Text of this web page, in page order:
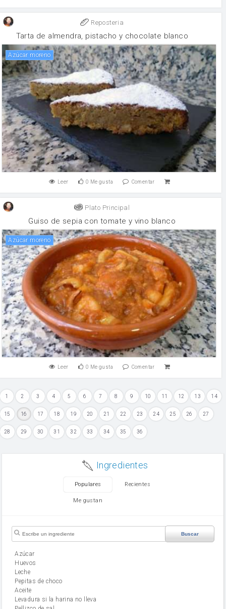
Reposteria
Tarta de almendra, pistacho y chocolate blanco
Azúcar moreno
Leer 0 Me gusta Comentar
Plato Principal
Guiso de sepia con tomate y vino blanco
Azúcar moreno
Leer 0 Me gusta Comentar
1 2 3 4 5 6 7 8 9 10 11 12 13 14
15 16 17 18 19 20 21 22 23 24 25 26 27
28 29 30 31 32 33 34 35 36
Ingredientes
Populares Recientes
Me gustan
Buscar
Azúcar
huevos
leche
Pepitas de choco
aceite
Levadura si la harina no lleva